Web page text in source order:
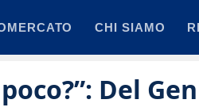
CHI SIAMO
Del